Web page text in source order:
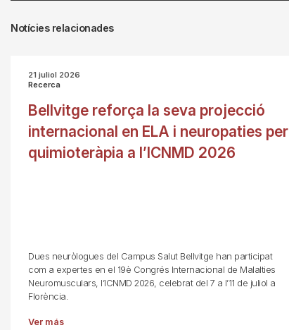
Notícies relacionades
21 juliol 2026
Recerca
Bellvitge reforça la seva projecció
internacional en ELA i neuropaties per
quimioteràpia a l’ICNMD 2026
Dues neuròlogues del Campus Salut Bellvitge han participat
com a expertes en el 19è Congrés Internacional de Malalties
Neuromusculars, l’ICNMD 2026, celebrat del 7 a l’11 de juliol a
Florència.
Ver más